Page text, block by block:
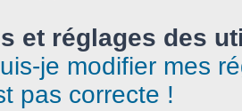
et réglages des
je modifier mes
pas correcte !